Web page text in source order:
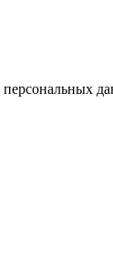
персональных